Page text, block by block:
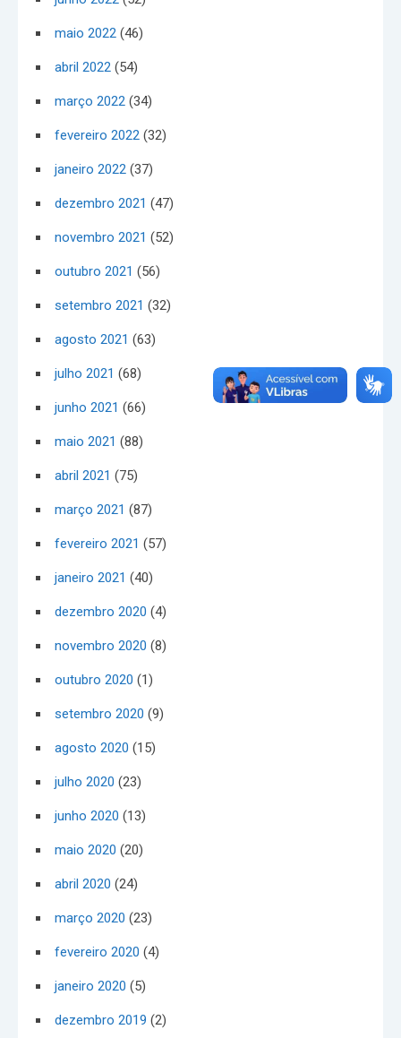
maio 2022 (46)
abril 2022 (54)
março 2022 (34)
fevereiro 2022 (32)
janeiro 2022 (37)
dezembro 2021 (47)
novembro 2021 (52)
outubro 2021 (56)
setembro 2021 (32)
agosto 2021 (63)
julho 2021 (68)
junho 2021 (66)
maio 2021 (88)
abril 2021 (75)
março 2021 (87)
fevereiro 2021 (57)
janeiro 2021 (40)
dezembro 2020 (4)
novembro 2020 (8)
outubro 2020 (1)
setembro 2020 (9)
agosto 2020 (15)
julho 2020 (23)
junho 2020 (13)
maio 2020 (20)
abril 2020 (24)
março 2020 (23)
fevereiro 2020 (4)
janeiro 2020 (5)
dezembro 2019 (2)